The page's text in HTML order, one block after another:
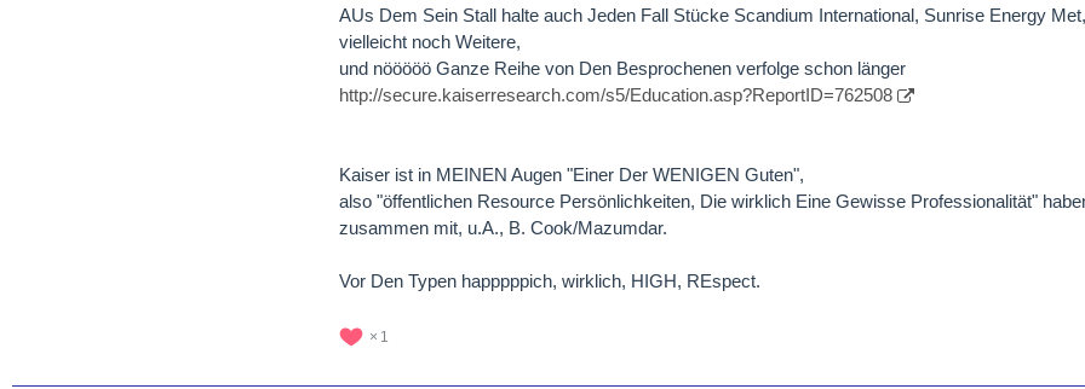
AUs Dem Sein Stall halte auch Jeden Fall Stücke Scandium International, Sunrise Energy
vielleicht noch Weitere,
und nööööö Ganze Reihe von Den Besprochenen verfolge schon länger
http://secure.kaiserresearch.com/s5/Education.asp?ReportID=762508
Kaiser ist in MEINEN Augen "Einer Der WENIGEN Guten",
also "öffentlichen Resource Persönlichkeiten, Die wirklich Eine Gewisse Professionalität"
zusammen mit, u.A., B. Cook/Mazumdar.
Vor Den Typen happpppich, wirklich, HIGH, REspect.
1